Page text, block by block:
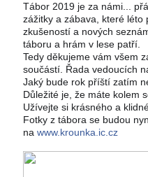
Tábor 2019 je za námi...
zážitky a zábava, které léto
zkušeností a nových
táboru a hrám v lese patří.
Tedy děkujeme vám všem
součástí. Řada vedoucích
Jaký bude rok příští zatím
Důležité je, že máte kolem
Užívejte si krásného a
Fotky z tábora se budou
na www.krounka.ic.cz